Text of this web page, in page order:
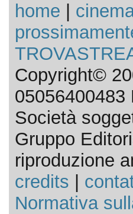
home
Copyright©
Società
Gruppo
riproduzione
credits
Normativa